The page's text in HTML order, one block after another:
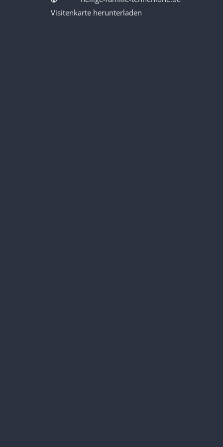
Visitenkarte herunterladen